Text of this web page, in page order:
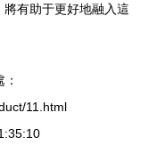
有助于更好地融入這
11.html